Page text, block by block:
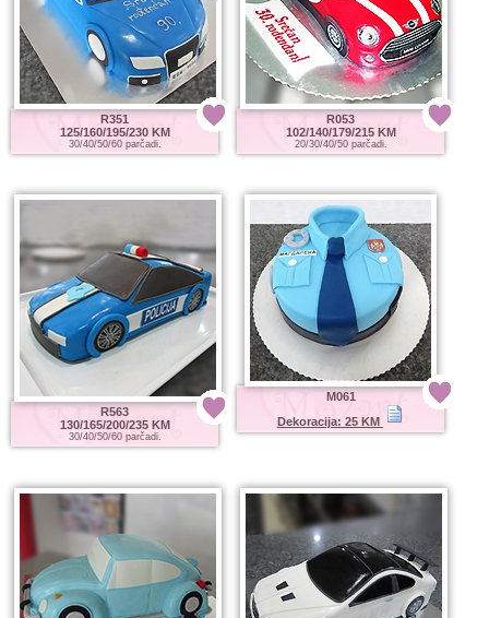
R351
125/160/195/230 KM
30/40/50/60 parčadi.
R053
102/140/179/215 KM
20/30/40/50 parčadi.
R563
130/165/200/235 KM
30/40/50/60 parčadi.
M061
Dekoracija: 25 KM